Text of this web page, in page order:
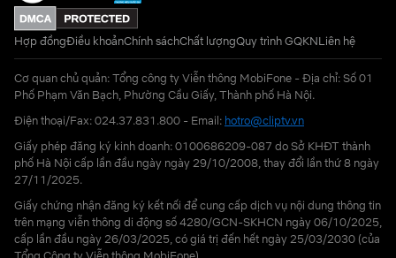
Hợp đồngĐiều khoảnChính sáchChất lượngQuy trình GQKNLiên hệ
Cơ quan chủ quản: Tổng công ty Viễn thông MobiFone - Địa chỉ: Số 01
Phố Phạm Văn Bạch, Phường Cầu Giấy, Thành phố Hà Nội.
Điện thoại/Fax: 024.37.831.800 - Email: hotro@cliptv.vn
Giấy phép đăng ký kinh doanh: 0100686209-087 do Sở KHĐT thành
phố Hà Nội cấp lần đầu ngày ngày 29/10/2008, thay đổi lần thứ 8 ngày
27/11/2025.
Giấy chứng nhận đăng ký kết nối để cung cấp dịch vụ nội dung thông tin
trên mạng viễn thông di động số 4280/GCN-SKHCN ngày 06/10/2025,
cấp lần đầu ngày 26/03/2025, có giá trị đến hết ngày 25/03/2030 (của